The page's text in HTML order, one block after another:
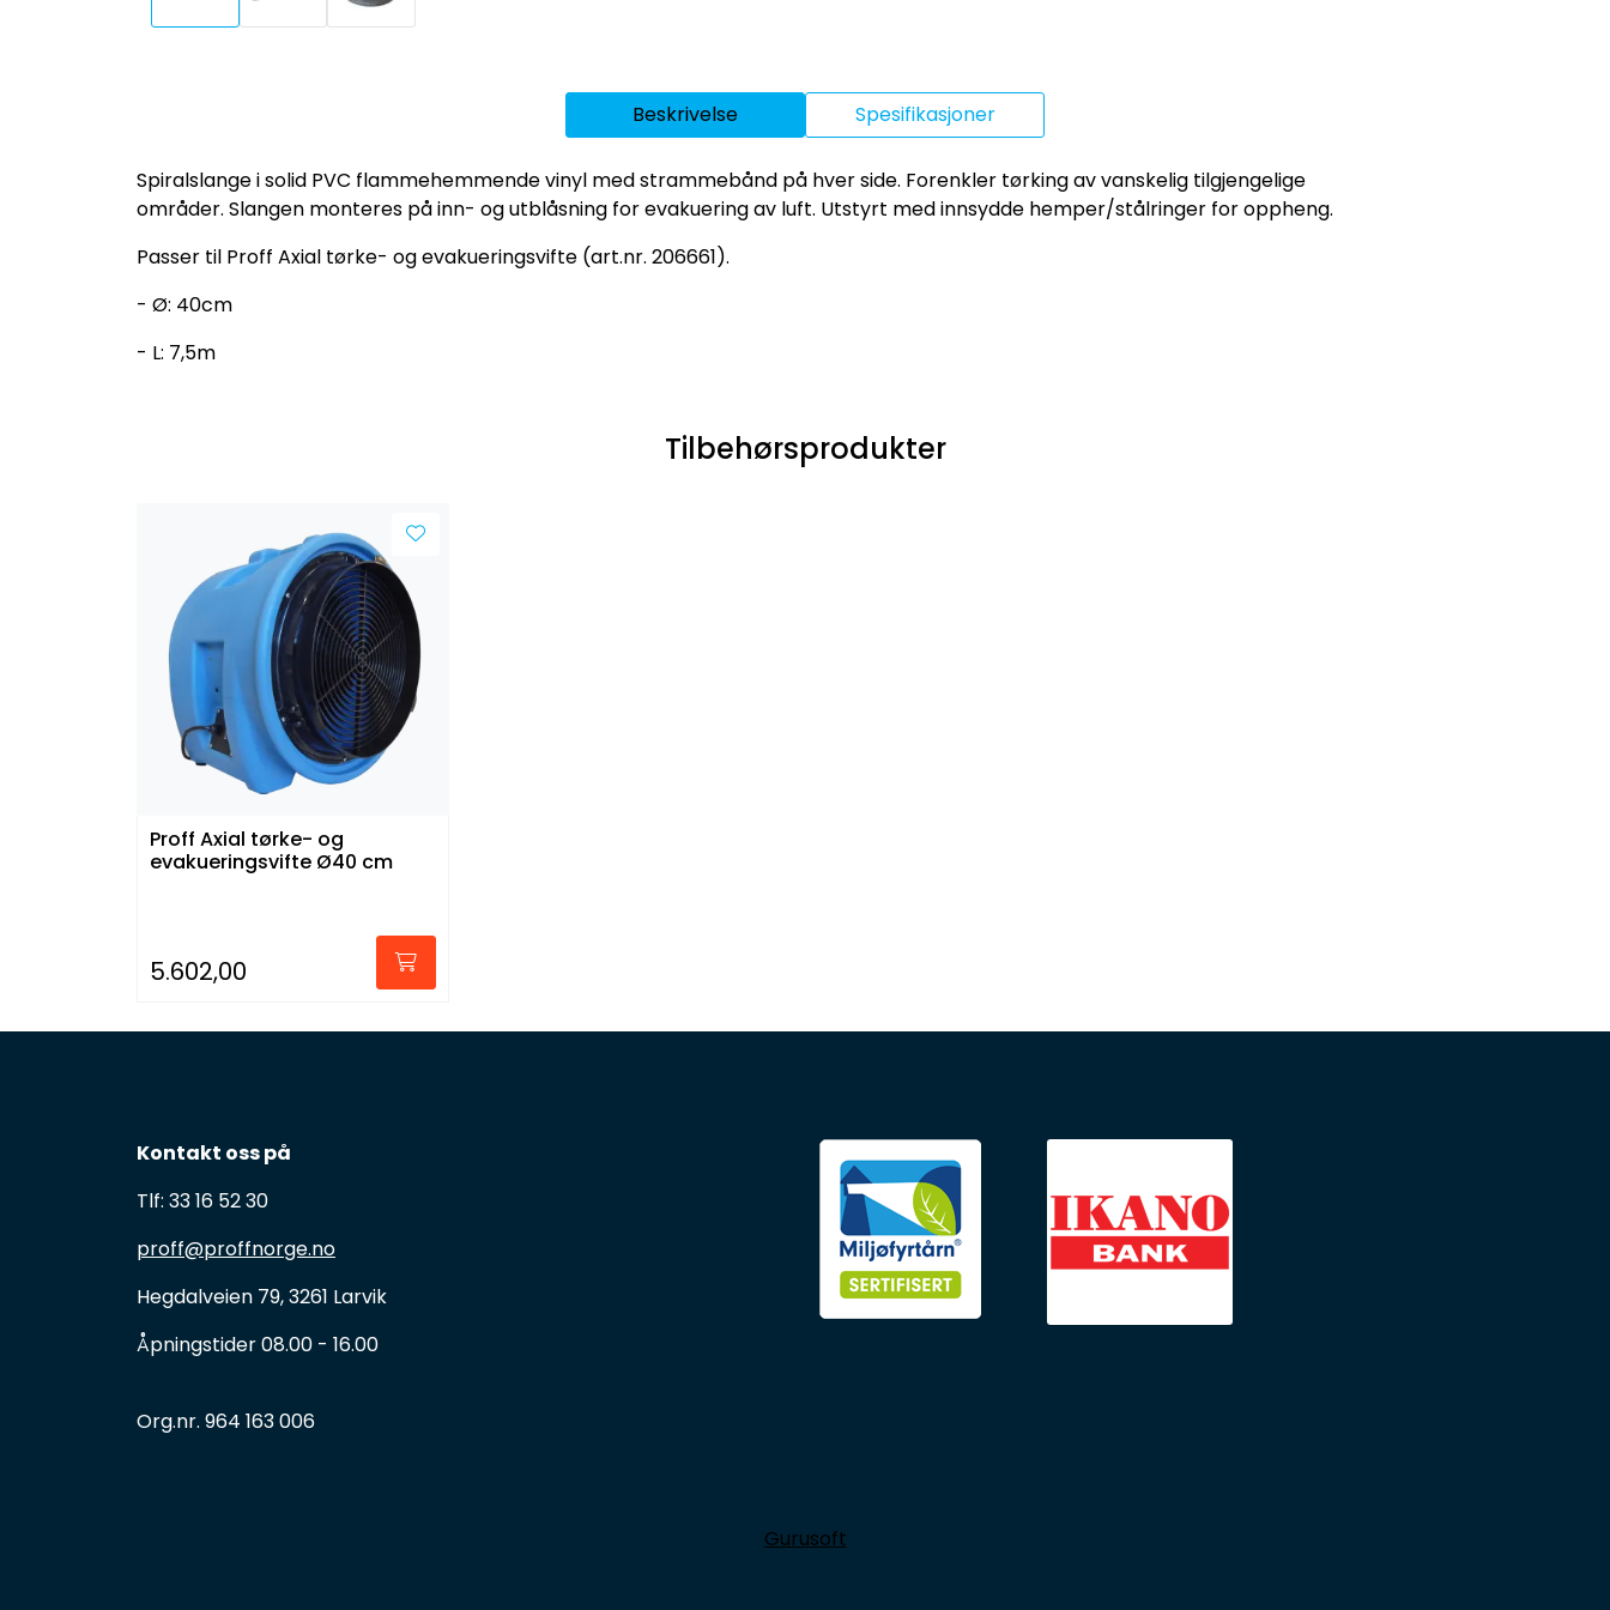
Beskrivelse Spesifikasjoner
Spiralslange i solid PVC flammehemmende vinyl med strammebånd på hver side. Forenkler tørking av vanskelig tilgjengelige
områder. Slangen monteres på inn- og utblåsning for evakuering av luft. Utstyrt med innsydde hemper/stålringer for oppheng.
Passer til Proff Axial tørke- og evakueringsvifte (art.nr. 206661).
- Ø: 40cm
- L: 7,5m
Tilbehørsprodukter
Proff Axial tørke- og
evakueringsvifte Ø40 cm
5.602,00
Kontakt oss på
Tlf: 33 16 52 30
proff@proffnorge.no
Hegdalveien 79, 3261 Larvik
Åpningstider 08.00 - 16.00
Org.nr. 964 163 006
Gurusoft